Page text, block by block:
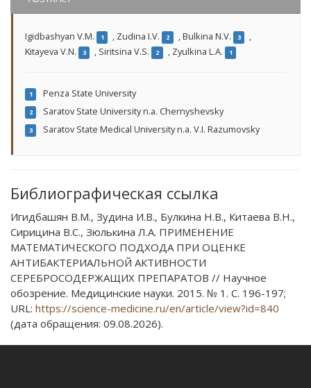
Igidbashyan V.M. 1 , Zudina I.V. 2 ,Bulkina N.V. 3
,
Kitayeva V.N.
3 , Siritsina V.S. 2 , Zyulkina L.A. 1
1 Penza State University
2 Saratov State University n.a. Chernyshevsky
3 Saratov State Medical University n.a. V.I. Razumovsky
Библиографическая ссылка
Игидбашян В.М., Зудина И.В., Булкина Н.В., Китаева В.Н.,
Сирицина В.С., Зюлькина Л.А. ПРИМЕНЕНИЕ
МАТЕМАТИЧЕСКОГО ПОДХОДА ПРИ ОЦЕНКЕ
АНТИБАКТЕРИАЛЬНОЙ АКТИВНОСТИ
СЕРЕБРОСОДЕРЖАЩИХ ПРЕПАРАТОВ // Научное
обозрение. Медицинские науки. 2015. № 1. С. 196-197;
URL: https://science-medicine.ru/en/article/view?id=840
(дата обращения: 09.08.2026).